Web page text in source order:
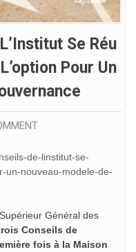
Se Réu
Pour Un
de-linstitut-se-
un-nouveau-modele-de-
Général des
Conseils de
fois à la Maison